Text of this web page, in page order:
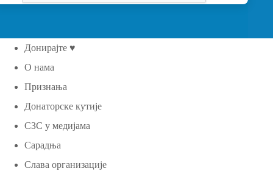
Донирајте ♥
О нама
Признања
Донаторске кутије
СЗС у медијама
Сарадња
Слава организације